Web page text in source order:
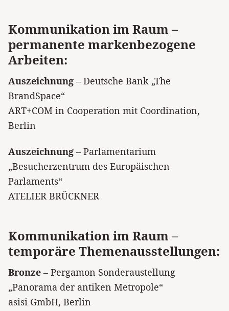
Kommunikation im Raum –
permanente markenbezogene
Arbeiten:
Auszeichnung – Deutsche Bank „The
BrandSpace“
ART+COM in Cooperation mit Coordination,
Berlin
Auszeichnung – Parlamentarium
„Besucherzentrum des Europäischen
Parlaments“
ATELIER BRÜCKNER
Kommunikation im Raum –
temporäre Themenausstellungen:
Bronze – Pergamon Sonderaustellung
„Panorama der antiken Metropole“
asisi GmbH, Berlin